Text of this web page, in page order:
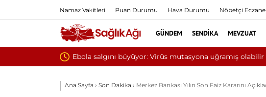
Namaz Vakitleri Puan Durumu Hava Durumu Nöbetçi
GÜNDEM SENDIKA MEVZUAT
Yılın ilk 6 ayında 10 bini aşkın
Ana Sayfa › Son Dakika › Merkez Bankası Yılın Son Faiz Kararını